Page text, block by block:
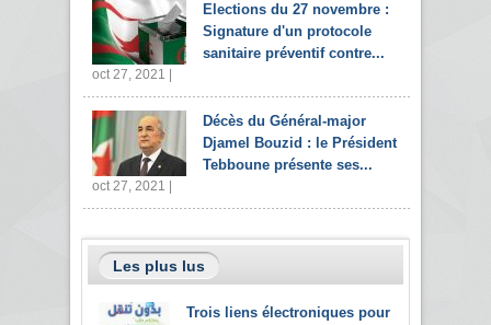
Elections du 27 novembre :
Signature d'un protocole
sanitaire préventif contre...
oct 27, 2021 |
Décès du Général-major
Djamel Bouzid : le Président
Tebboune présente ses...
oct 27, 2021 |
Les plus lus
Trois liens électroniques pour